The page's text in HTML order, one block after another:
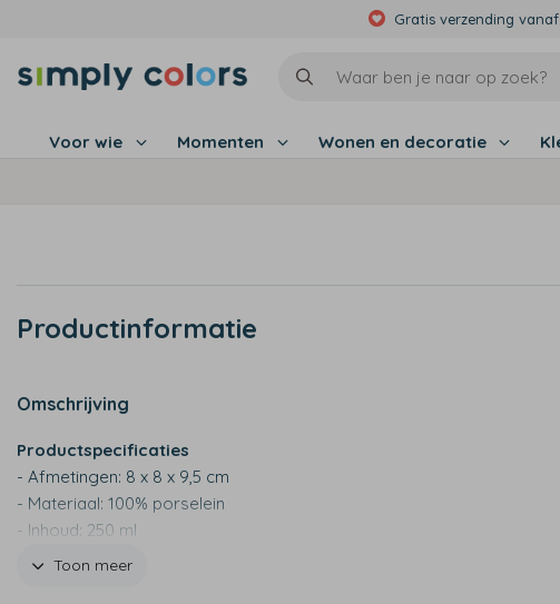
Gratis verzending
Voor wie Momenten Wonen en decoratie
Productinformatie
Omschrijving
Productspecificaties
- Afmetingen: 8 x 8 x 9,5 cm
- Materiaal: 100% porselein
- Inhoud: 250 ml
- Vaatwasserbestendig tot 50 graden
Toon meer